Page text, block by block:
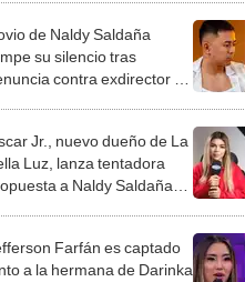
de Naldy Saldaña
su silencio tras
contra exdirector de
Jr., nuevo dueño de La
Luz, lanza tentadora
a Naldy Saldaña
de ley”Farfán es captado
a la hermana de Darinka